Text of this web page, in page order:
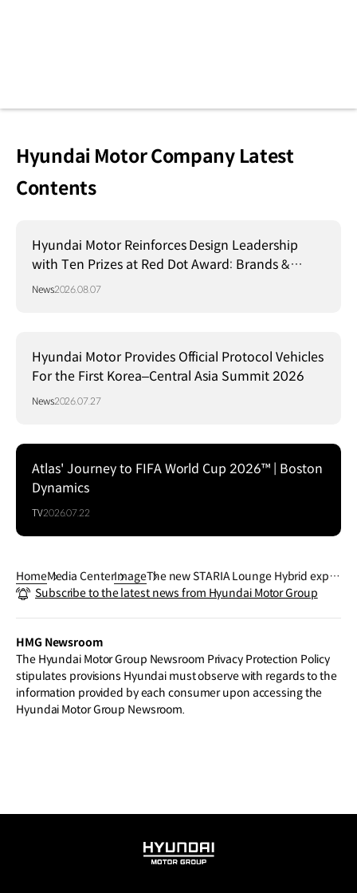
Hyundai Motor Company Latest
Contents
Hyundai Motor Reinforces Design Leadership
with Ten Prizes at Red Dot Award: Brands &
Communication Design 2026
News2026.08.07
Hyundai Motor Provides Official Protocol Vehicles
For the First Korea–Central Asia Summit 2026
News2026.07.27
Atlas' Journey to FIFA World Cup 2026™ | Boston
Dynamics
TV2026.07.22
HomeMedia CenterImageThe new STARIA Lounge Hybrid expre
sses its character through light and fo
Subscribe to the latest news from Hyundai Motor Group
HMG Newsroom
The Hyundai Motor Group Newsroom Privacy Protection Policy
stipulates provisions Hyundai must observe with regards to the
information provided by each consumer upon accessing the
Hyundai Motor Group Newsroom.
HYUNDAI